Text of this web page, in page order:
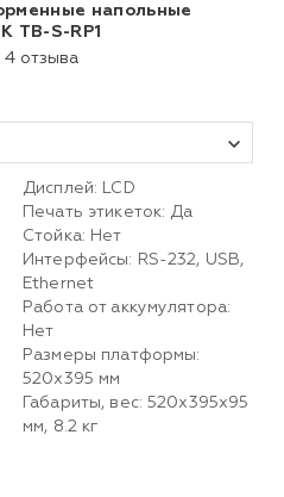
напольные
TB-S-RP1
отзыва
Дисплей: LCD
Печать этикеток: Да
Стойка: Нет
Интерфейсы: RS-232, USB,
Ethernet
Работа от аккумулятора:
Нет
Размеры платформы:
520х395 мм
Габариты, вес: 520х395х95
мм, 8.2 кг